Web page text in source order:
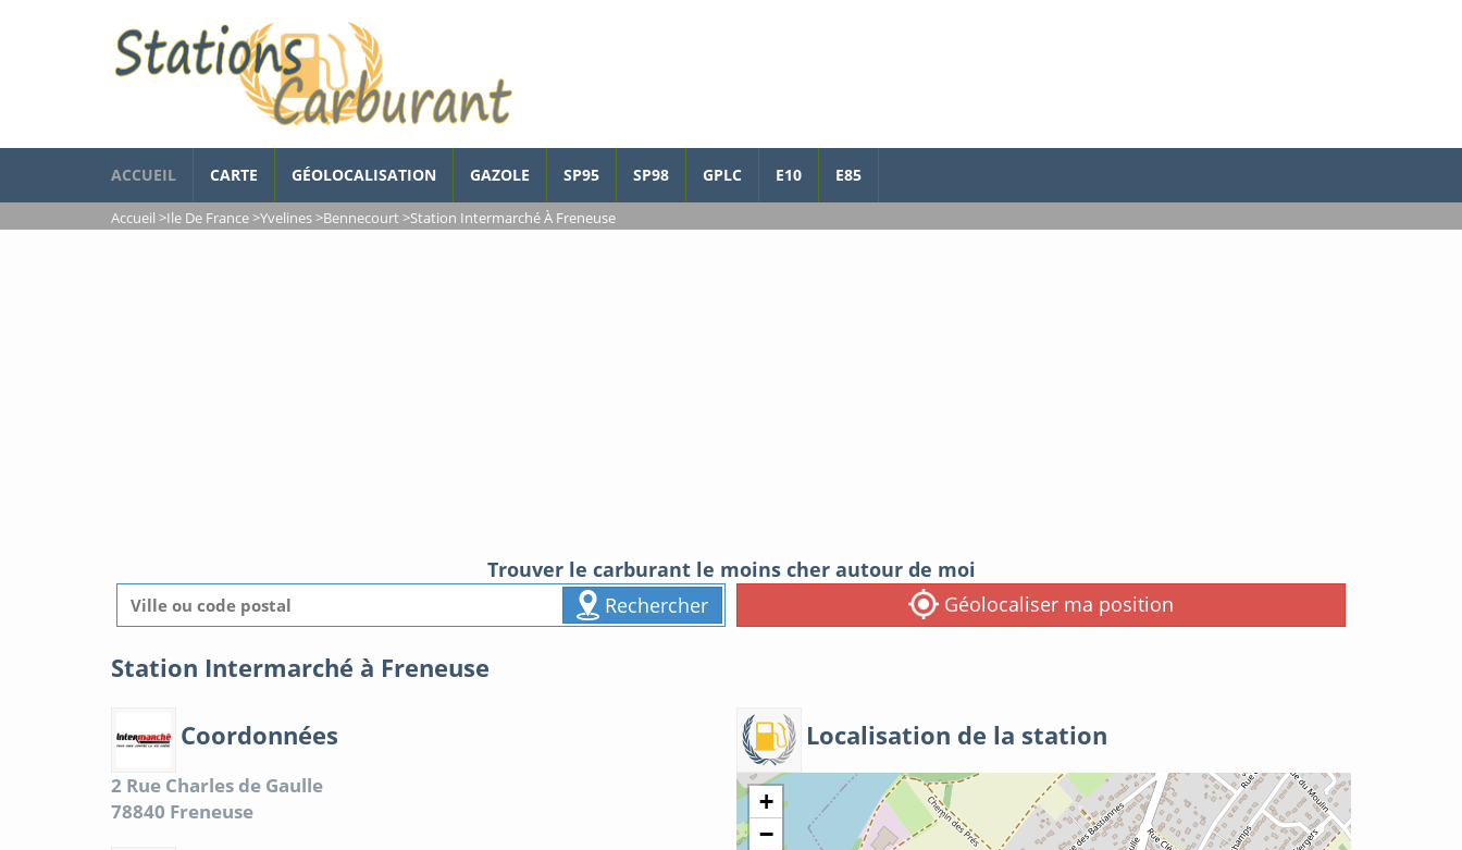
ACCUEIL CARTE GÉOLOCALISATION GAZOLE SP95 SP98 GPLC E10 E85
Accueil >Ile De France>Yvelines>Bennecourt >Station Intermarché À Freneuse
Trouver le carburant le moins cher autour de moi
Rechercher
Géolocaliser ma position
Station Intermarché à Freneuse
Coordonnées
2 Rue Charles de Gaulle
78840 Freneuse
Localisation de la station
+
−